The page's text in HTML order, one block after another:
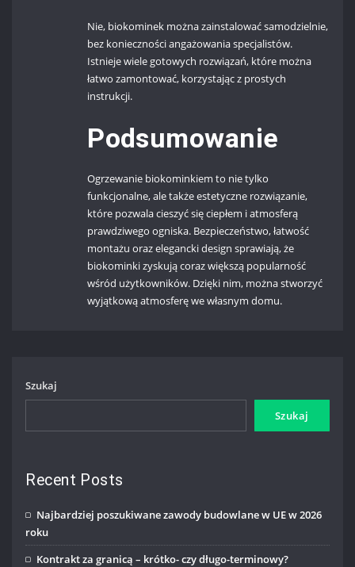
Nie, biokominek można zainstalować samodzielnie,
bez konieczności angażowania specjalistów.
Istnieje wiele gotowych rozwiązań, które można
łatwo zamontować, korzystając z prostych
instrukcji.
Podsumowanie
Ogrzewanie biokominkiem to nie tylko
funkcjonalne, ale także estetyczne rozwiązanie,
które pozwala cieszyć się ciepłem i atmosferą
prawdziwego ogniska. Bezpieczeństwo, łatwość
montażu oraz elegancki design sprawiają, że
biokominki zyskują coraz większą popularność
wśród użytkowników. Dzięki nim, można stworzyć
wyjątkową atmosferę we własnym domu.
Szukaj
Szukaj
Recent Posts
Najbardziej poszukiwane zawody budowlane w UE w 2026
roku
Kontrakt za granicą – krótko- czy długo-terminowy?